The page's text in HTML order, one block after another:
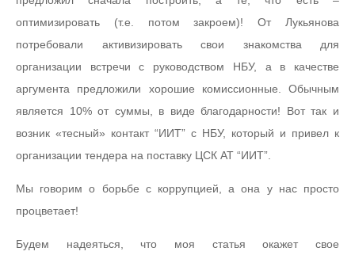
оптимизировать (т.е. потом закроем)! От Лукьянова
потребовали активизировать свои знакомства для
организации встречи с руководством НБУ, а в качестве
аргумента предложили хорошие комиссионные. Обычным
является 10% от суммы, в виде благодарности! Вот так и
возник «тесный» контакт “ИИТ” с НБУ, который и привел к
организации тендера на поставку ЦСК АТ “ИИТ”.
Мы говорим о борьбе с коррупцией, а она у нас просто
процветает!
Будем надеяться, что моя статья окажет свое